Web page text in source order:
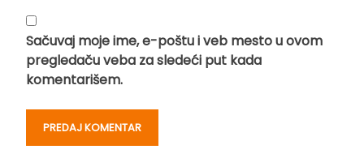
Sačuvaj moje ime, e-poštu i veb mesto u ovom
pregledaču veba za sledeći put kada
komentarišem.